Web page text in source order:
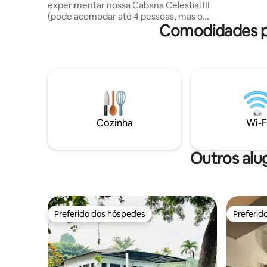
experimentar nossa Cabana Celestial III
(pode acomodar até 4 pessoas, mas o
preço base é de apenas 2 pessoas, então
certifique-se de colocar o número certo
degraus para baixo, o preço do Airbnb
não inclui acesso à piscina na selva (₱
Comodidades
Cozinha Wi-
Outros
Preferido dos hóspedes
Preferido dos hóspedes